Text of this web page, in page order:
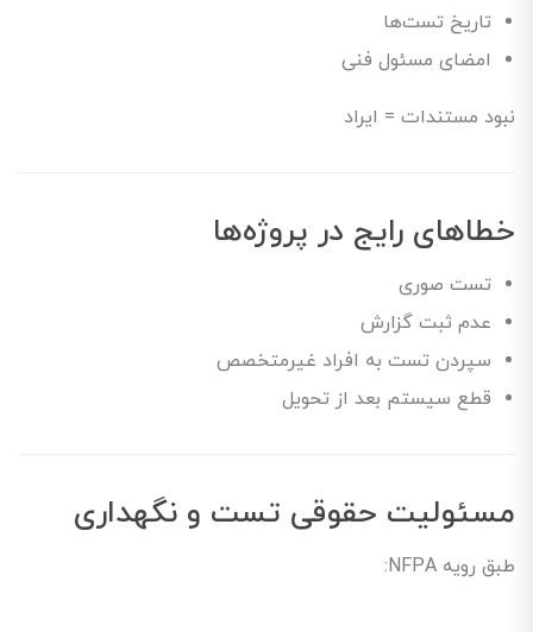
تاریخ تست‌ها
امضای مسئول فنی
نبود مستندات = ایراد
خطاهای رایج در پروژه‌ها
تست صوری
عدم ثبت گزارش
سپردن تست به افراد غیرمتخصص
قطع سیستم بعد از تحویل
مسئولیت حقوقی تست و نگهداری
طبق رویه NFPA: